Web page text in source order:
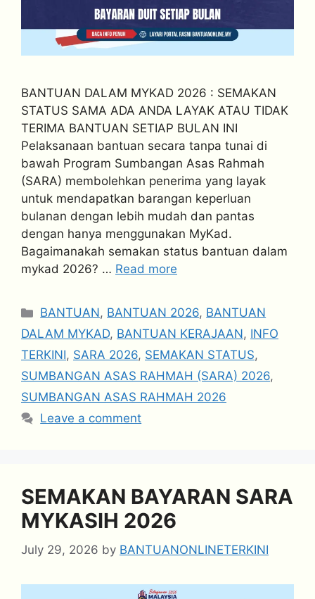
BANTUAN DALAM MYKAD 2026 : SEMAKAN
STATUS SAMA ADA ANDA LAYAK ATAU TIDAK
TERIMA BANTUAN SETIAP BULAN INI
Pelaksanaan bantuan secara tanpa tunai di
bawah Program Sumbangan Asas Rahmah
(SARA) membolehkan penerima yang layak
untuk mendapatkan barangan keperluan
bulanan dengan lebih mudah dan pantas
dengan hanya menggunakan MyKad.
Bagaimanakah semakan status bantuan dalam
mykad 2026? … Read more
Categories
BANTUAN, BANTUAN 2026, BANTUAN
DALAM MYKAD, BANTUAN KERAJAAN, INFO
TERKINI, SARA 2026, SEMAKAN STATUS,
SUMBANGAN ASAS RAHMAH (SARA) 2026,
SUMBANGAN ASAS RAHMAH 2026
Leave a comment
SEMAKAN BAYARAN SARA
MYKASIH 2026
July 29, 2026 by BANTUANONLINETERKINI